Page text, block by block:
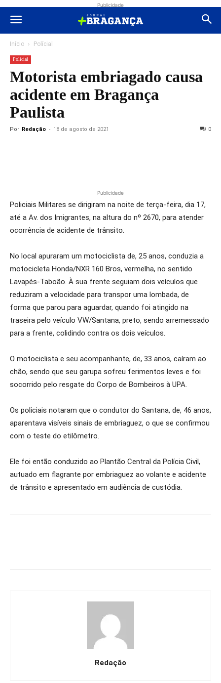
Publicidade
Início Polícial
Polícial
Motorista embriagado causa
acidente em Bragança
Paulista
Por Redação - 18 de agosto de 2021 0
Publicidade
Policiais Militares se dirigiram na noite de terça-feira, dia 17,
até a Av. dos Imigrantes, na altura do nº 2670, para atender
ocorrência de acidente de trânsito.
No local apuraram um motociclista de, 25 anos, conduzia a
motocicleta Honda/NXR 160 Bros, vermelha, no sentido
Lavapés-Taboão. À sua frente seguiam dois veículos que
reduziram a velocidade para transpor uma lombada, de
forma que parou para aguardar, quando foi atingido na
traseira pelo veículo VW/Santana, preto, sendo arremessado
para a frente, colidindo contra os dois veículos.
O motociclista e seu acompanhante, de, 33 anos, caíram ao
chão, sendo que seu garupa sofreu ferimentos leves e foi
socorrido pelo resgate do Corpo de Bombeiros à UPA.
Os policiais notaram que o condutor do Santana, de, 46 anos,
aparentava visíveis sinais de embriaguez, o que se confirmou
com o teste do etilômetro.
Ele foi então conduzido ao Plantão Central da Polícia Civil,
autuado em flagrante por embriaguez ao volante e acidente
de trânsito e apresentado em audiência de custódia.
Redação